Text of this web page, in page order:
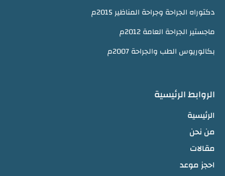
دكتوراه الجراحة وجراحة المناظير 2015م
ماجستير الجراحة العامة 2012م
بكالوريوس الطب والجراحة 2007م
الروابط الرئيسية
الرئيسية
من نحن
مقالات
احجز موعد